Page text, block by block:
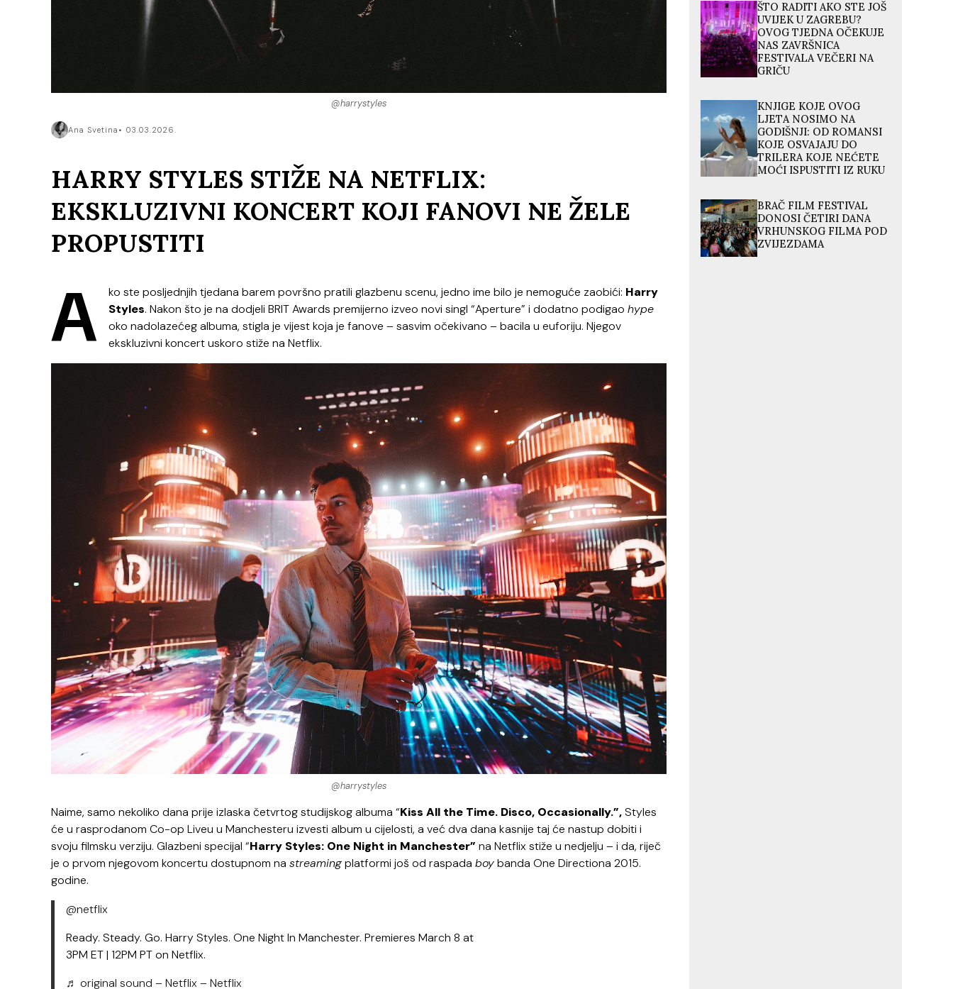
@harrystyles
Ana Svetina 03.03.2026.
HARRY STYLES STIŽE NA NETFLIX:
EKSKLUZIVNI KONCERT KOJI FANOVI NE ŽELE
PROPUSTITI
A ko ste posljednjih tjedana barem površno pratili glazbenu scenu, jedno ime bilo je nemoguće zaobići: Harry
Styles. Nakon što je na dodjeli BRIT Awards premijerno izveo novi singl “Aperture” i dodatno podigao hype
oko nadolazećeg albuma, stigla je vijest koja je fanove – sasvim očekivano – bacila u euforiju. Njegov
ekskluzivni koncert uskoro stiže na Netflix.
@harrystyles
Naime, samo nekoliko dana prije izlaska četvrtog studijskog albuma “Kiss All the Time. Disco, Occasionally.”,Styles
će u rasprodanom Co-op Liveu u Manchesteru izvesti album u cijelosti, a već dva dana kasnije taj će nastup dobiti i
svoju filmsku verziju. Glazbeni specijal “Harry Styles: One Night in Manchester” na Netflix stiže u nedjelju – i da, riječ
je o prvom njegovom koncertu dostupnom na streamingplatformi još od raspada boybanda One Directiona 2015.
godine.
@netflix
Ready. Steady. Go. Harry Styles. One Night In Manchester. Premieres March 8 at
3PM ET | 12PM PT on Netflix.
♬ original sound – Netflix – Netflix
ŠTO RADITI AKO STE JOŠ
UVIJEK U ZAGREBU?
OVOG TJEDNA OČEKUJE
NAS ZAVRŠNICA
FESTIVALA VEČERI NA
GRIČU
KNJIGE KOJE OVOG
LJETA NOSIMO NA
GODIŠNJI: OD ROMANSI
KOJE OSVAJAJU DO
TRILERA KOJE NEĆETE
MOĆI ISPUSTITI IZ RUKU
BRAČ FILM FESTIVAL
DONOSI ČETIRI DANA
VRHUNSKOG FILMA POD
ZVIJEZDAMA